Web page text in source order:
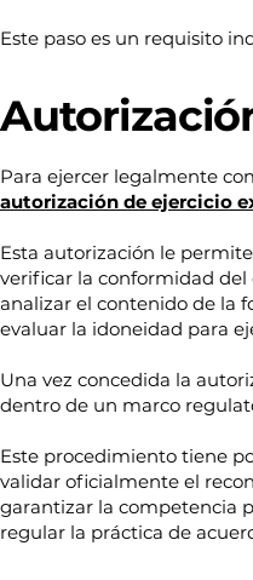
Este paso es un requisito
Para ejercer legalmente
autorización de ejercicio
Esta autorización le
verificar la conformidad del
analizar el contenido de la
evaluar la idoneidad para
Una vez concedida la
dentro de un marco
Este procedimiento tiene
validar oficialmente el
garantizar la competencia
regular la práctica de